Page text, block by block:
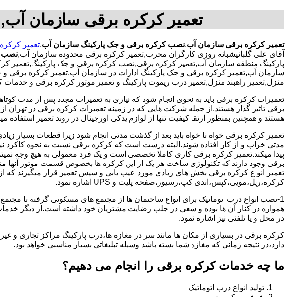
تعمیر کرکره برقی سازمان
تعمیر کرکره برقی سازمان آب,نصب کرکره برقی و جک پارکینگ سازمان آب,تعمیر
آقای علی گلبانیشبانه روزی کارگران مجرب,تعمیر کرکره برقی محدوده سازمان آب,نصب
پارکینگ منطقه سازمان آب,تعمیر کرکره برقی,نصب کرکره برقی و جک پارکینگ,تعمیر
سازمان آب,تعمیر کرکره برقی و جک پارکینگ ادارات در سازمان آب,تعمیر کرکره برقی و
منزل,تعمیر راهبند منزل,تعمیر درب ریموت پارکینگ و تعمیر موتور کرکره برقی و
تعمیرات کرکره برقی باید به نحوی انجام شود که نیازی به تعمیرات مجدد پس از مدت
برقی تاثیر گذار هستند.از جمله شرکت هایی که در زمینه تعمیرات کرکره برقی در تهران
هستند و همچنین بمنظور ارتقا کیفیت تنها از لوازم یدکی اورجینال در روند تعمیر استفاده
تعمیر کرکره برقی خواه نا خواه باید بعد از گذشت مدتی انجام شود زیرا قطعات
مدتی خراب و از کار افتاده شوند.البته درست است که کرکره برقی نسبت به نحوه کاکرد
پیدا میکند.تعمیر کرکره برقی کاری کاملا تخصصی است و یک فرد معمولی به هیچ وجه
برقی وجود دارند که تکنولوژی ساخت هر یک از این کرکره ها بخصوص قسمت موتور آنها
تعمیر انواع کرکره برقی بخش های زیادی مورد عیب یابی و سپس تعمیر قرار میگیرند که
کرکره،ریل،مویی،کپس،اندی کپ،رسیور،صفحه پلیت و UPS اشاره نمود.
1-نصب انواع درب اتوماتیک برای انواع ساختمان ها از مجتمع های مسکونی گرفته تا
همواره در کنار آن ها بوده و سعی در جلب رضایت مشتریان خود داشته است.از دیگر
در محل و یا تلفنی نیز اشاره نمود.
کرکره برقی در بسیاری از مکان ها مانند سر در مغازه ها،درب پارکینگ مراکز تجاری و
دارد،در نتیجه زمانی که مغازه شما بسته باشد وسیله تبلیغاتی بسیار مناسبی خواهد بود.
ما چه خدمات کرکره برقی را انجام می دهیم؟
تولید انواع درب اتوماتیک